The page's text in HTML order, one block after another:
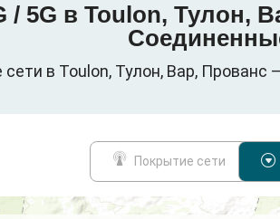
/ 5G в Toulon,
в Toulon, Тулон, Вар,
Покрытие сети